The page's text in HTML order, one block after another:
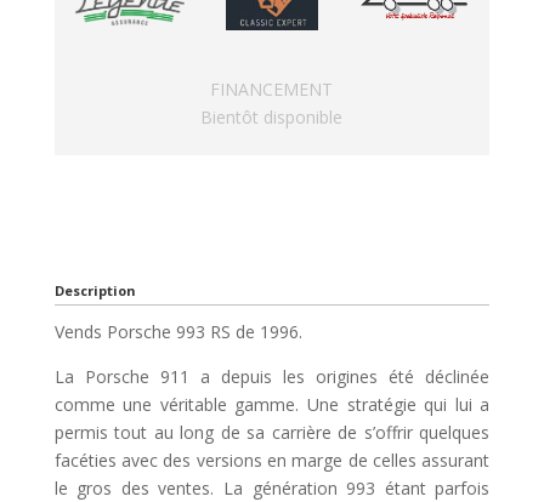
FINANCEMENT
Bientôt disponible
Description
Vends Porsche 993 RS de 1996.
La Porsche 911 a depuis les origines été déclinée
comme une véritable gamme. Une stratégie qui lui a
permis tout au long de sa carrière de s’offrir quelques
facéties avec des versions en marge de celles assurant
le gros des ventes. La génération 993 étant parfois